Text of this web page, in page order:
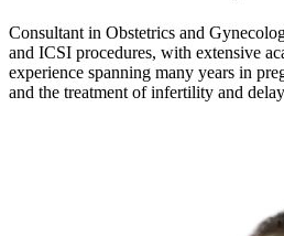
Consultant in Obstetrics and
and ICSI procedures, with extensive
experience spanning many years in
and the treatment of infertility and